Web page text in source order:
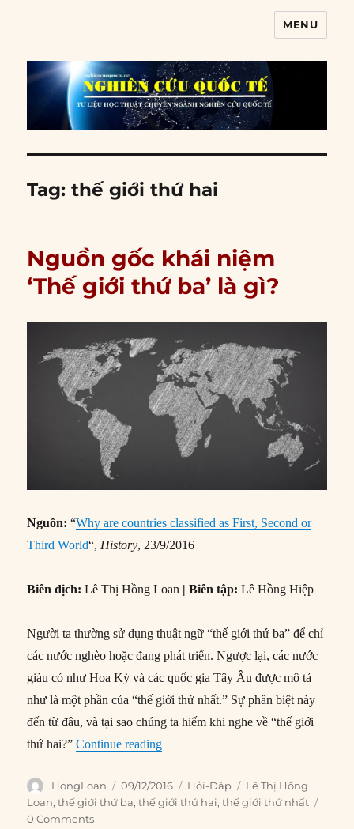
MENU
Tag:thế giới thứ hai
Nguồn gốc khái niệm
‘Thế giới thứ ba’ là gì?
Nguồn: “Why are countries classified as First, Second or
Third World“, History, 23/9/2016
Biên dịch:Lê Thị Hồng Loan | Biên tập:Lê Hồng Hiệp
Người ta thường sử dụng thuật ngữ “thế giới thứ ba” để chỉ
các nước nghèo hoặc đang phát triển. Ngược lại, các nước
giàu có như Hoa Kỳ và các quốc gia Tây Âu được mô tả
như là một phần của “thế giới thứ nhất.” Sự phân biệt này
đến từ đâu, và tại sao chúng ta hiếm khi nghe về “thế giới
thứ hai?”Continue reading“Nguồn gốc khái niệm ‘Thế giới thứ
Author
HongLoan
Posted
on
09/12/2016 Categories
Hỏi-Đáp Tags
Lê Thị Hồng
Loan,thế giới thứ ba,thế giới thứ hai,thế giới thứ nhất
0 Comments